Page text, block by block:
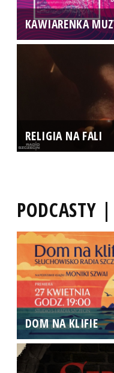
KAWIARENKA
RELIGIA NA FALI
PODCASTY
DOM NA KLIFIE